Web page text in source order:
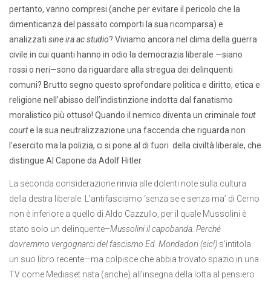
pertanto, vanno compresi (anche per evitare il pericolo che la
dimenticanza del passato comporti la sua ricomparsa) e
analizzati sine ira ac studio? Viviamo ancora nel clima della guerra
civile in cui quanti hanno in odio la democrazia liberale —siano
rossi o neri—sono da riguardare alla stregua dei delinquenti
comuni? Brutto segno questo sprofondare politica e diritto, etica e
religione nell’abisso dell’indistinzione indotta dal fanatismo
moralistico più ottuso! Quando il nemico diventa un criminale tout
courte la sua neutralizzazione una faccenda che riguarda non
l’esercito ma la polizia, ci si pone al di fuori della civiltà liberale, che
distingue Al Capone da Adolf Hitler.
La seconda considerazione rinvia alle dolenti note sulla cultura
della destra liberale. L’antifascismo ‘senza se e senza ma’ di Cerno
non è inferiore a quello di Aldo Cazzullo, per il quale Mussolini è
stato solo un delinquente–Mussolini il capobanda. Perché
dovremmo vergognarci del fascismo Ed. Mondadori (sic!) s’intitola
un suo libro recente—ma colpisce che abbia trovato spazio in una
TV come Mediaset nata (anche) all’insegna della lotta al pensiero